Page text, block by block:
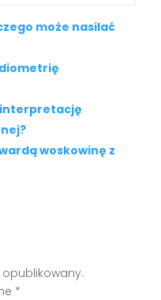
może nasilać
interpretację
woskowinę z
*